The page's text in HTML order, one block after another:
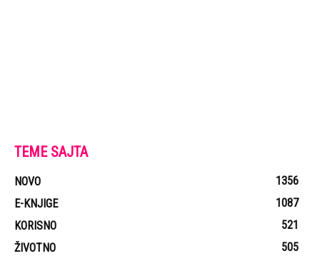
TEME SAJTA
NOVO
1356
E-KNJIGE
1087
KORISNO
521
ŽIVOTNO
505